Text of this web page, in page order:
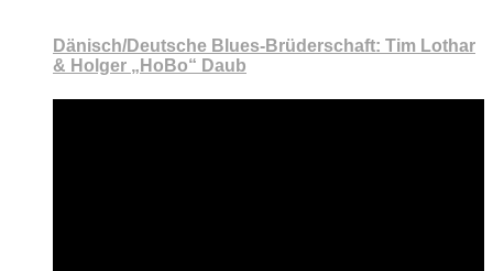
Dänisch/Deutsche Blues-Brüderschaft: Tim Lothar
& Holger „HoBo“ Daub